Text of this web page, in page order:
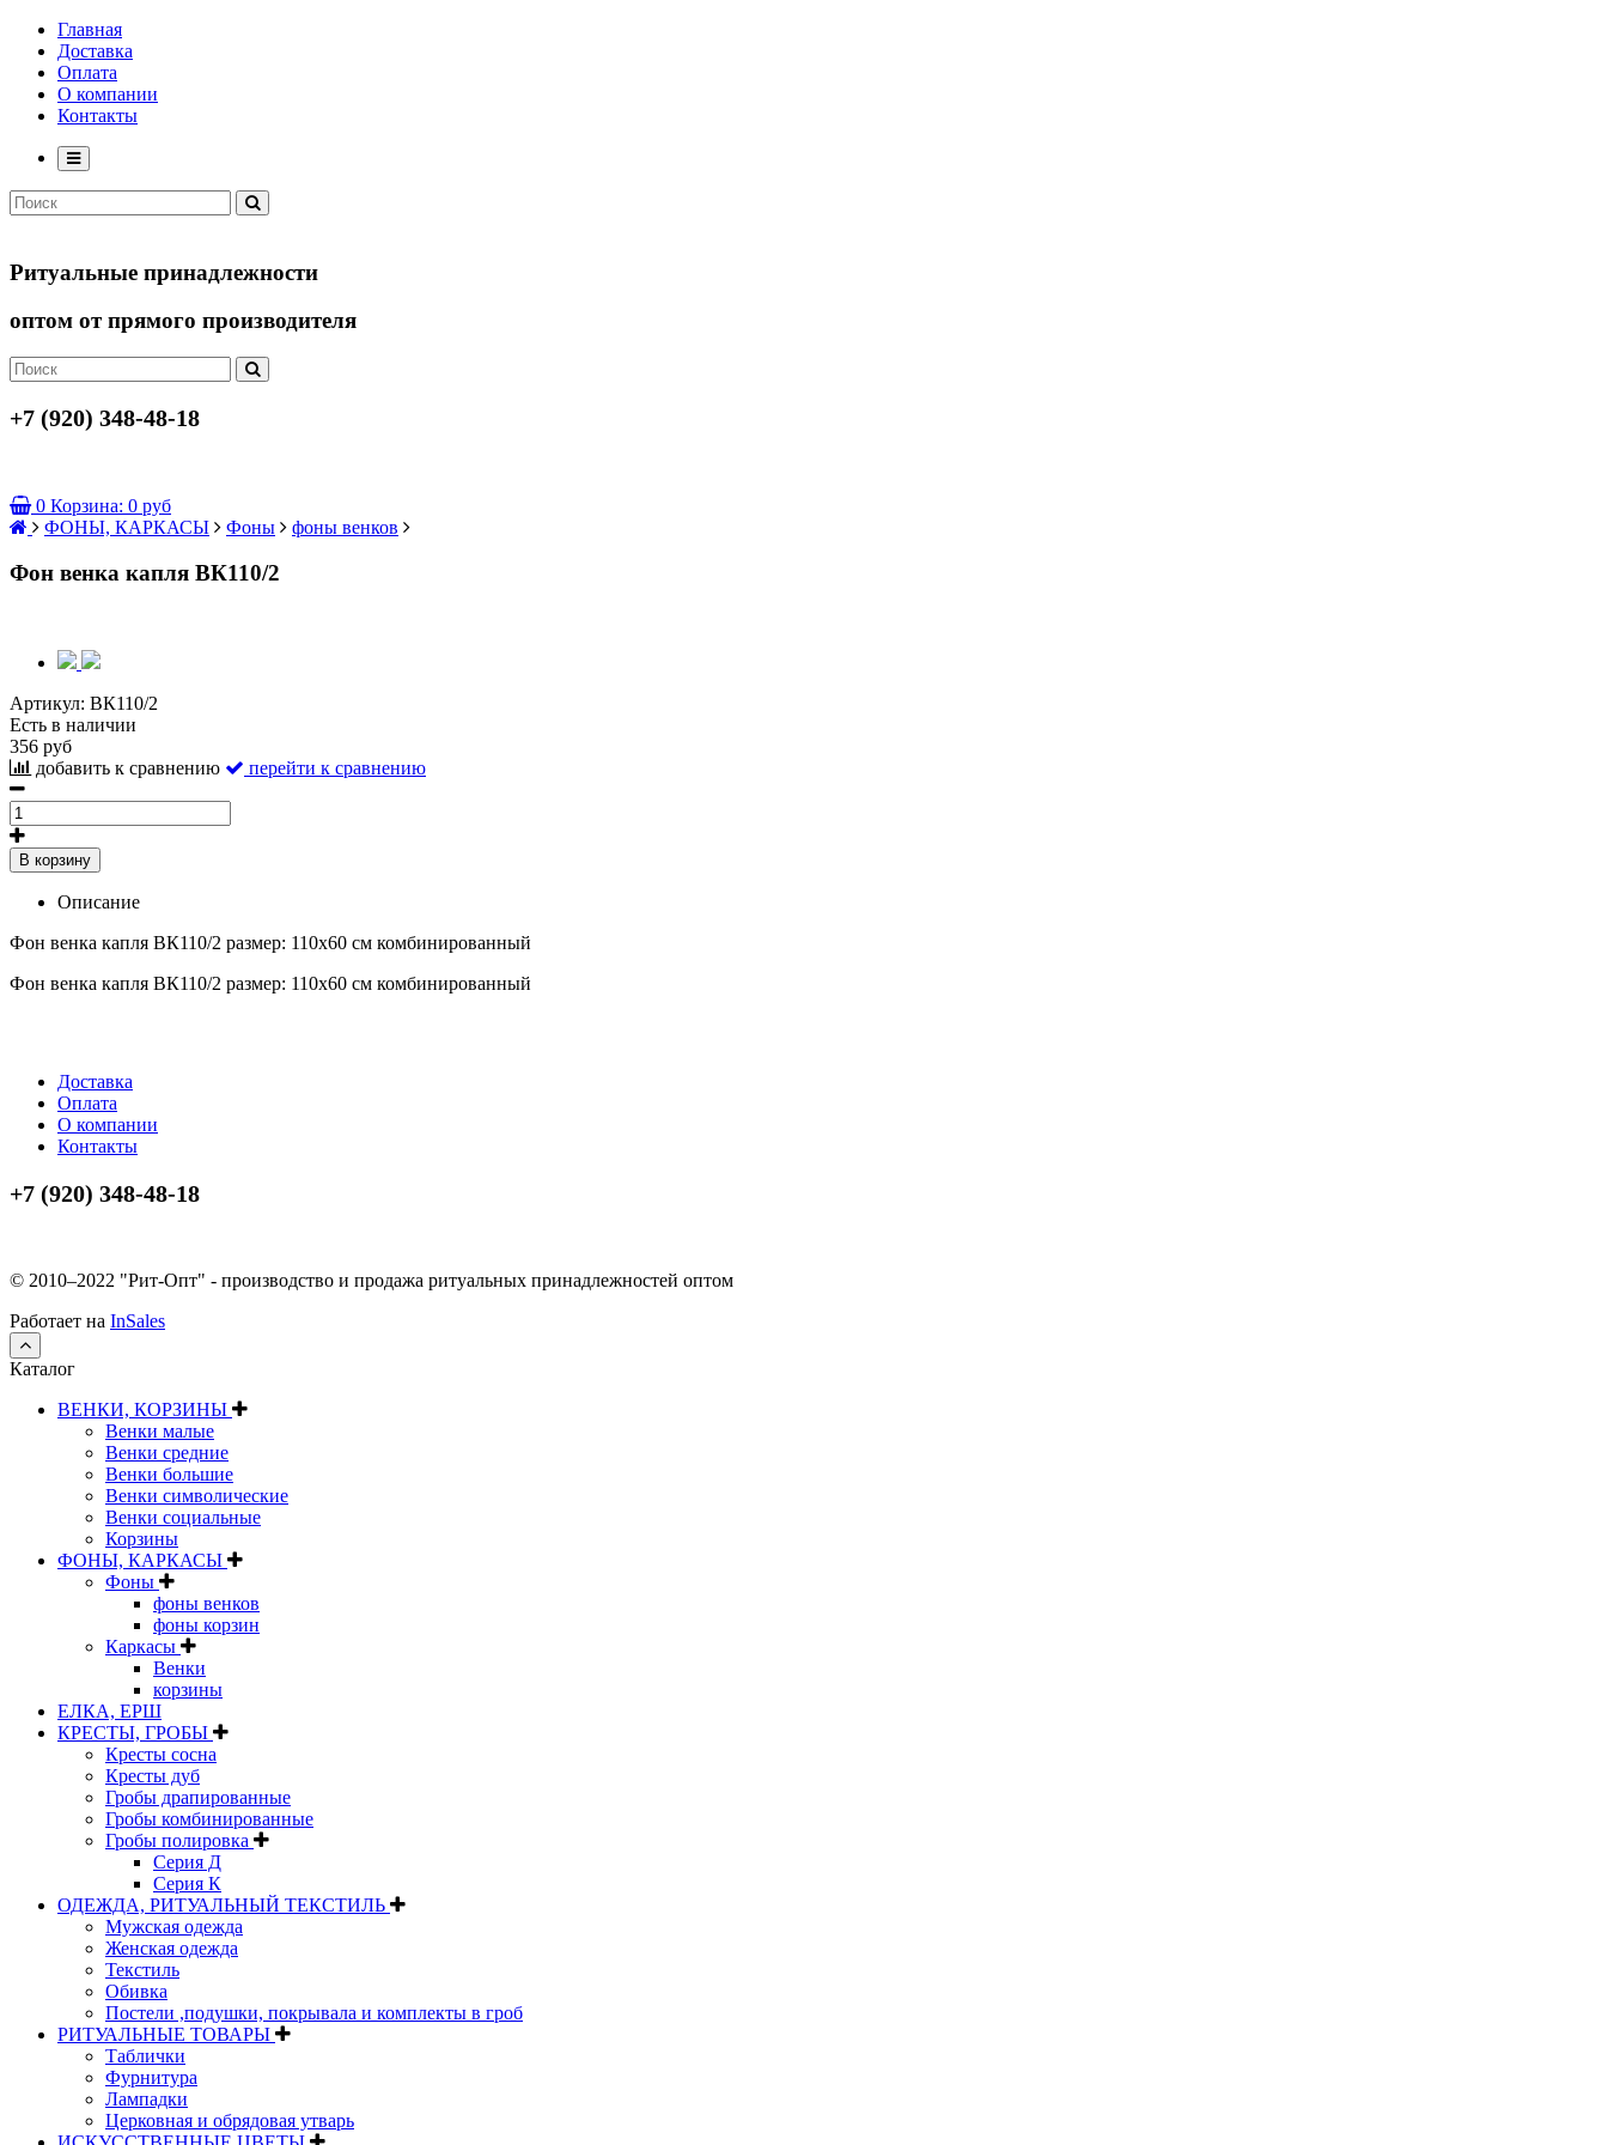
Главная
Доставка
Оплата
О компании
Контакты
Ритуальные принадлежности
оптом от прямого производителя
+7 (920) 348-48-18
0 Корзина: 0 руб
ФОНЫ, КАРКАСЫ
Фоны фоны венков
Фон венка капля ВК110/2
Артикул: ВК110/2
Есть в наличии
356 руб
добавить к сравнению
перейти к сравнению
В корзину
Описание
Фон венка капля ВК110/2 размер: 110х60 см комбинированный
Фон венка капля ВК110/2 размер: 110х60 см комбинированный
Доставка
Оплата
О компании
Контакты
+7 (920) 348-48-18
© 2010–2022 "Рит-Опт" - производство и продажа ритуальных принадлежностей оптом
Работает на InSales
Каталог
ВЕНКИ, КОРЗИНЫ
Венки малые
Венки средние
Венки большие
Венки символические
Венки социальные
Корзины
ФОНЫ, КАРКАСЫ
Фоны
фоны венков
фоны корзин
Каркасы
Венки
корзины
ЕЛКА, ЕРШ
КРЕСТЫ, ГРОБЫ
Кресты сосна
Кресты дуб
Гробы драпированные
Гробы комбинированные
Гробы полировка
Серия Д
Серия К
ОДЕЖДА, РИТУАЛЬНЫЙ ТЕКСТИЛЬ
Мужская одежда
Женская одежда
Текстиль
Обивка
Постели ,подушки, покрывала и комплекты в гроб
РИТУАЛЬНЫЕ ТОВАРЫ
Таблички
Фурнитура
Лампадки
Церковная и обрядовая утварь